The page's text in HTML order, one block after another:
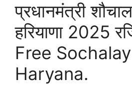
प्रधानमंत्री
हरियाणा 2025
Free
Haryana.